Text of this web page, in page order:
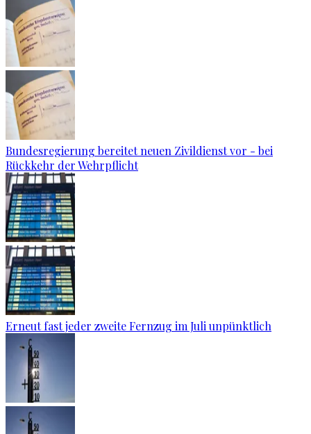
Bundesregierung bereitet neuen Zivildienst vor - bei
Rückkehr der Wehrpflicht
Erneut fast jeder zweite Fernzug im Juli unpünktlich